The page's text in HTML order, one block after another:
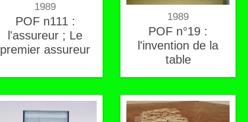
1989
POF n111 :
l'assureur ; Le
premier assureur
1989
POF n°19 :
l'invention de la
table